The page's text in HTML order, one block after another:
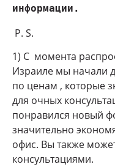
информации.
P. S.
1) С момента
Израиле мы начали
по ценам , которые
для очных
понравился новый
значительно
офис. Вы также
консультациями.